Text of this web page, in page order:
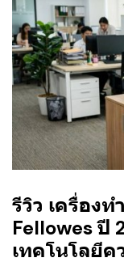
รีวิว เครื่องท
Fellowesปี
เทคโนโลยี